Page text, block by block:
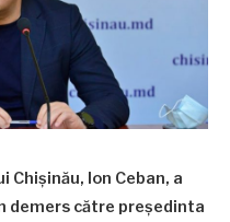
Ion Ceban, a
demers către președinta